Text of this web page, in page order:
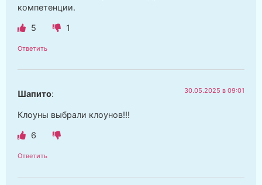
компетенции.
5 1
Ответить
Шапито: 30.05.2025 в 09:01
Клоуны выбрали клоунов!!!
6
Ответить